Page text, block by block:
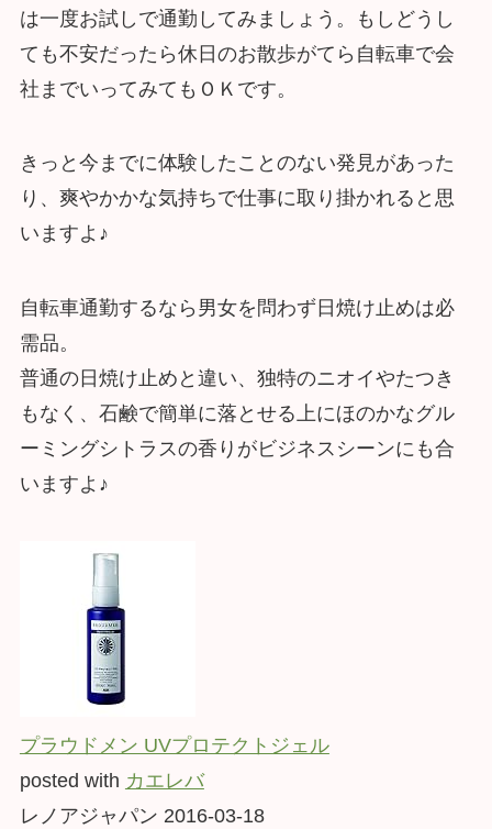
は一度お試しで通勤してみましょう。もしどうし
ても不安だったら休日のお散歩がてら自転車で会
社までいってみてもＯＫです。
きっと今までに体験したことのない発見があった
り、爽やかかな気持ちで仕事に取り掛かれると思
いますよ♪
自転車通勤するなら男女を問わず日焼け止めは必
需品。
普通の日焼け止めと違い、独特のニオイやたつき
もなく、石鹸で簡単に落とせる上にほのかなグル
ーミングシトラスの香りがビジネスシーンにも合
いますよ♪
プラウドメン UVプロテクトジェル
posted with カエレバ
レノアジャパン 2016-03-18